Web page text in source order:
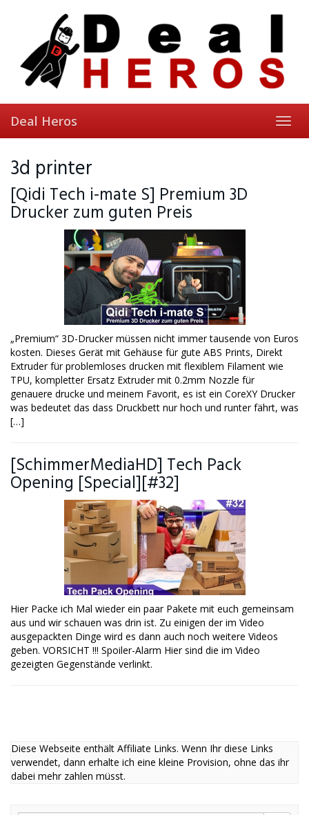
Deal Heros
3d printer
[Qidi Tech i-mate S] Premium 3D
Drucker zum guten Preis
„Premium“ 3D-Drucker müssen nicht immer tausende von Euros
kosten. Dieses Gerät mit Gehäuse für gute ABS Prints, Direkt
Extruder für problemloses drucken mit flexiblem Filament wie
TPU, kompletter Ersatz Extruder mit 0.2mm Nozzle für
genauere drucke und meinem Favorit, es ist ein CoreXY Drucker
was bedeutet das dass Druckbett nur hoch und runter fährt, was
[…]
[SchimmerMediaHD] Tech Pack
Opening [Special][#32]
Hier Packe ich Mal wieder ein paar Pakete mit euch gemeinsam
aus und wir schauen was drin ist. Zu einigen der im Video
ausgepackten Dinge wird es dann auch noch weitere Videos
geben. VORSICHT !!! Spoiler-Alarm Hier sind die im Video
gezeigten Gegenstände verlinkt.
Diese Webseite enthält Affiliate Links. Wenn Ihr diese Links
verwendet, dann erhalte ich eine kleine Provision, ohne das ihr
dabei mehr zahlen müsst.